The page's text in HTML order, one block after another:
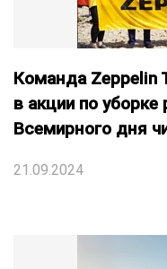
Команда Zeppelin
в акции по
Всемирного дня
21.09.2024